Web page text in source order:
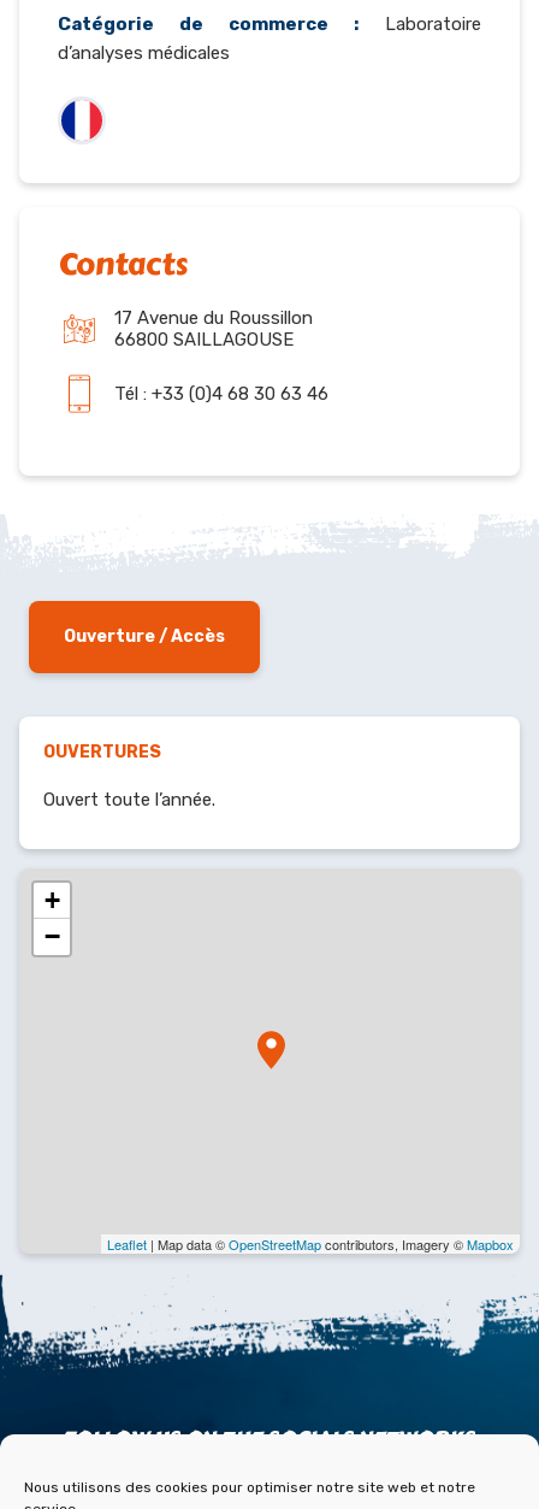
Nous utilisons des cookies pour optimiser notre site web et notre
Catégorie de commerce : Laboratoire
d’analyses médicales
Contacts
17 Avenue du Roussillon
66800 SAILLAGOUSE
Tél : +33 (0)4 68 30 63 46
Ouverture / Accès
OUVERTURES
Ouvert toute l’année.
+
−
Leaflet | Map data ©OpenStreetMapcontributors, Imagery ©Mapbox
FOLLOW US ON THE SOCIALS NETWORKS